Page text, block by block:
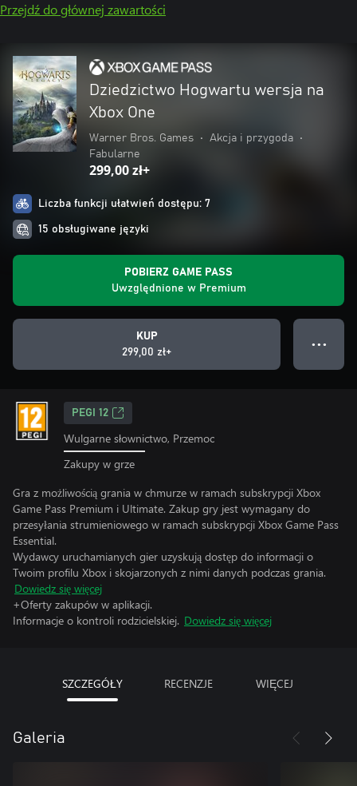
Przejdź do głównej zawartości
Dziedzictwo Hogwartu wersja na
Xbox One
Warner Bros. Games • Akcja i przygoda
•
Fabularne
299,00 zł+
Liczba funkcji ułatwień dostępu: 7
15 obsługiwane języki
POBIERZ GAME PASS
Uwzględnione w Premium
KUP
299,00 zł+
● ● ●
PEGI 12
Wulgarne słownictwo, Przemoc
Zakupy w grze
Gra z możliwością grania w chmurze w ramach subskrypcji Xbox
Game Pass Premium i Ultimate. Zakup gry jest wymagany do
przesyłania strumieniowego w ramach subskrypcji Xbox Game Pass
Essential.
Wydawcy uruchamianych gier uzyskują dostęp do informacji o
Twoim profilu Xbox i skojarzonych z nimi danych podczas grania.
Dowiedz się więcej
+Oferty zakupów w aplikacji.
Informacje o kontroli rodzicielskiej. Dowiedz się więcej
SZCZEGÓŁY RECENZJE WIĘCEJ
Galeria